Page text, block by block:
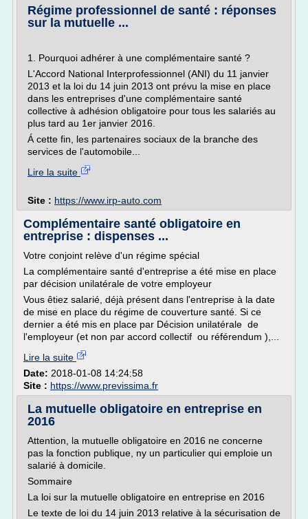
Régime professionnel de santé : réponses
sur la mutuelle ...
1. Pourquoi adhérer à une complémentaire santé ?
L'Accord National Interprofessionnel (ANI) du 11 janvier
2013 et la loi du 14 juin 2013 ont prévu la mise en place
dans les entreprises d'une complémentaire santé
collective à adhésion obligatoire pour tous les salariés au
plus tard au 1er janvier 2016.
Á cette fin, les partenaires sociaux de la branche des
services de l'automobile...
Lire la suite
Site : https://www.irp-auto.com
Complémentaire santé obligatoire en
entreprise : dispenses ...
Votre conjoint relève d'un régime spécial
La complémentaire santé d'entreprise a été mise en place
par décision unilatérale de votre employeur
Vous êtiez salarié, déjà présent dans l'entreprise à la date
de mise en place du régime de couverture santé. Si ce
dernier a été mis en place par Décision unilatérale de
l'employeur (et non par accord collectif ou référendum ),...
Lire la suite
Date: 2018-01-08 14:24:58
Site : https://www.previssima.fr
La mutuelle obligatoire en entreprise en
2016
Attention, la mutuelle obligatoire en 2016 ne concerne
pas la fonction publique, ny un particulier qui emploie un
salarié à domicile.
Sommaire
La loi sur la mutuelle obligatoire en entreprise en 2016
Le texte de loi du 14 juin 2013 relative à la sécurisation de